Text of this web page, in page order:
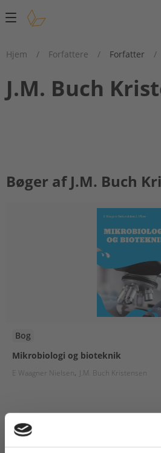
Main
Hjem
/ Forfattere / Forfatter /
J.M. Buch
Bøger af J.M. Buch
Bog
Mikrobiologi og bioteknik
E Waagner Nielsen J.M. Buch Kristensen
395,00 KR.